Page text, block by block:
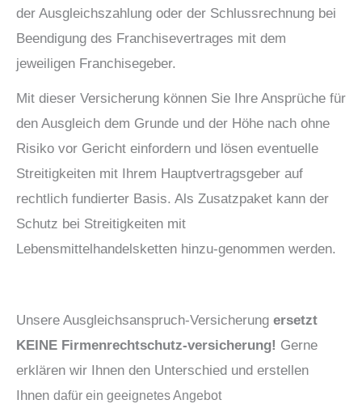
der Ausgleichszahlung oder der Schlussrechnung bei
Beendigung des Franchisevertrages mit dem
jeweiligen Franchisegeber.
Mit dieser Versicherung können Sie Ihre Ansprüche für
den Ausgleich dem Grunde und der Höhe nach ohne
Risiko vor Gericht einfordern und lösen eventuelle
Streitigkeiten mit Ihrem Hauptvertragsgeber auf
rechtlich fundierter Basis. Als Zusatzpaket kann der
Schutz bei Streitigkeiten mit
Lebensmittelhandelsketten hinzu-genommen werden.
Unsere Ausgleichsanspruch-Versicherung ersetzt
KEINE Firmenrechtschutz-versicherung! Gerne
erklären wir Ihnen den Unterschied und erstellen
Ihnen dafür ein geeignetes Angebot